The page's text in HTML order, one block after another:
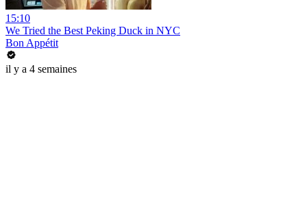
15:10
We Tried the Best Peking Duck in NYC
Bon Appétit
il y a 4 semaines